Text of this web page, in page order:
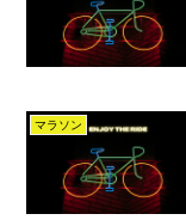
マラソン